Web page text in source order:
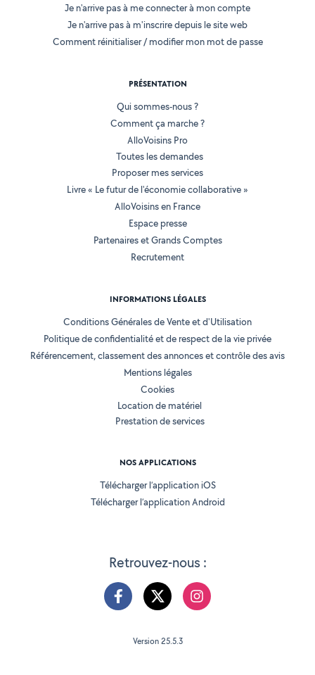
Retrouvez-nous :
Je n'arrive pas à me connecter à mon compte
Je n'arrive pas à m'inscrire depuis le site web
Comment réinitialiser / modifier mon mot de passe
PRÉSENTATION
Qui sommes-nous ?
Comment ça marche ?
AlloVoisins Pro
Toutes les demandes
Proposer mes services
Livre « Le futur de l'économie collaborative »
AlloVoisins en France
Espace presse
Partenaires et Grands Comptes
Recrutement
INFORMATIONS LÉGALES
Conditions Générales de Vente et d'Utilisation
Politique de confidentialité et de respect de la vie privée
Référencement, classement des annonces et contrôle des avis
Mentions légales
Cookies
Location de matériel
Prestation de services
NOS APPLICATIONS
Télécharger l’application iOS
Télécharger l’application Android
Version 25.5.3